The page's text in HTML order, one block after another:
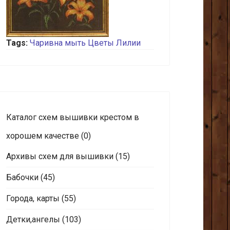
Tags: Чаривна мыть Цветы Лилии
Каталог схем вышивки крестом в
хорошем качестве (0)
Архивы схем для вышивки (15)
Бабочки (45)
Города, карты (55)
Детки,ангелы (103)